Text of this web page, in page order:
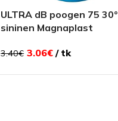
ULTRA dB poogen 75 30°
sininen Magnaplast
3.40€ 3.06€ tk